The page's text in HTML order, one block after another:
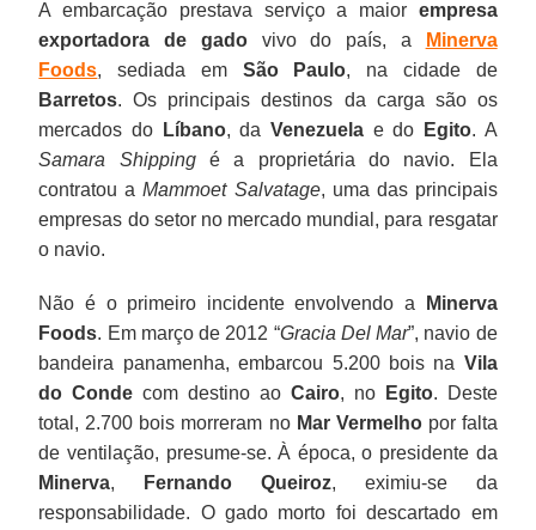
A embarcação prestava serviço a maior empresa
exportadora de gadovivo do país, a
Minerva
Foods, sediada em São Paulo, na cidade de
Barretos. Os principais destinos da carga são os
mercados do
Líbano, da Venezuela e do Egito. A
Samara Shippingé a proprietária do navio. Ela
contratou aMammoet Salvatage, uma das principais
empresas do setor no mercado mundial, para resgatar
o navio.
Não é o primeiro incidente envolvendo a
Minerva
Foods. Em março de 2012 “Gracia Del Mar”, navio de
bandeira panamenha, embarcou 5.200 bois na Vila
do Conde com destino ao Cairo, no Egito. Deste
total, 2.700 bois morreram no Mar Vermelhopor falta
de ventilação, presume-se. À época, o presidente da
Minerva, Fernando Queiroz, eximiu-se da
responsabilidade. O gado morto foi descartado em